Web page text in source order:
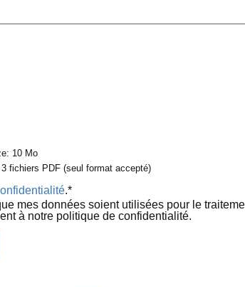
10 Mo
fichiers PDF (seul format accepté)
.*
mes données soient utilisées pour le
à notre politique de confidentialité.